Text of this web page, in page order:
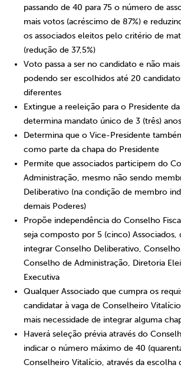
passando de 40 para 75 o número de
mais votos (acréscimo de 87%) e
os associados eleitos pelo critério de
(redução de 37,5%)
Voto passa a ser no candidato e não
podendo ser escolhidos até 20
diferentes
Extingue a reeleição para o Presidente
determina mandato único de 3 (três) anos
Determina que o Vice-Presidente
como parte da chapa do Presidente
Permite que associados participem do
Administração, mesmo não sendo
Deliberativo (na condição de membro
demais Poderes)
Propõe independência do Conselho
seja composto por 5 (cinco) Associados,
integrar Conselho Deliberativo,
Conselho de Administração, Diretoria
Executiva
Qualquer Associado que cumpra os
candidatar à vaga de Conselheiro
mais necessidade de integrar alguma
Haverá seleção prévia através do
indicar o número máximo de 40
Conselheiro Vitalício, através da escolha